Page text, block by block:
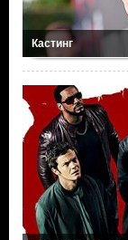
Кастинг